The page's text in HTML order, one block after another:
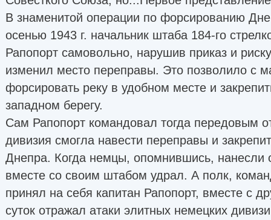
В знаменитой операции по форсированию
осенью 1943 г. начальник штаба 184-го
Рапопорт самовольно, нарушив приказ и
изменил место переправы. Это позволило с
форсировать реку в удобном месте и
западном берегу.
Сам Рапопорт командовал тогда передовым
дивизия смогла навести переправы и
Днепра. Когда немцы, опомнившись, нанесли
вместе со своим штабом удрал. А полк,
принял на себя капитан Рапопорт, вместе с
суток отражал атаки элитных немецких